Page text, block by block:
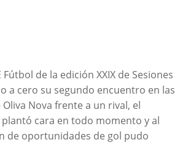
Fútbol de la edición XXIX de Sesiones
a cero su segundo encuentro en las
Nova frente a un rival, el
plantó cara en todo momento y al
de oportunidades de gol pudo